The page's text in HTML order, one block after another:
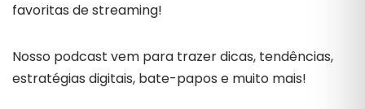
favoritas de streaming!
Nosso podcast vem para trazer dicas, tendências,
estratégias digitais, bate-papos e muito mais!